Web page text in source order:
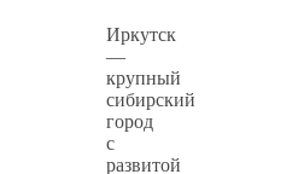
Иркутск
—
крупный
сибирский
город
с
развитой